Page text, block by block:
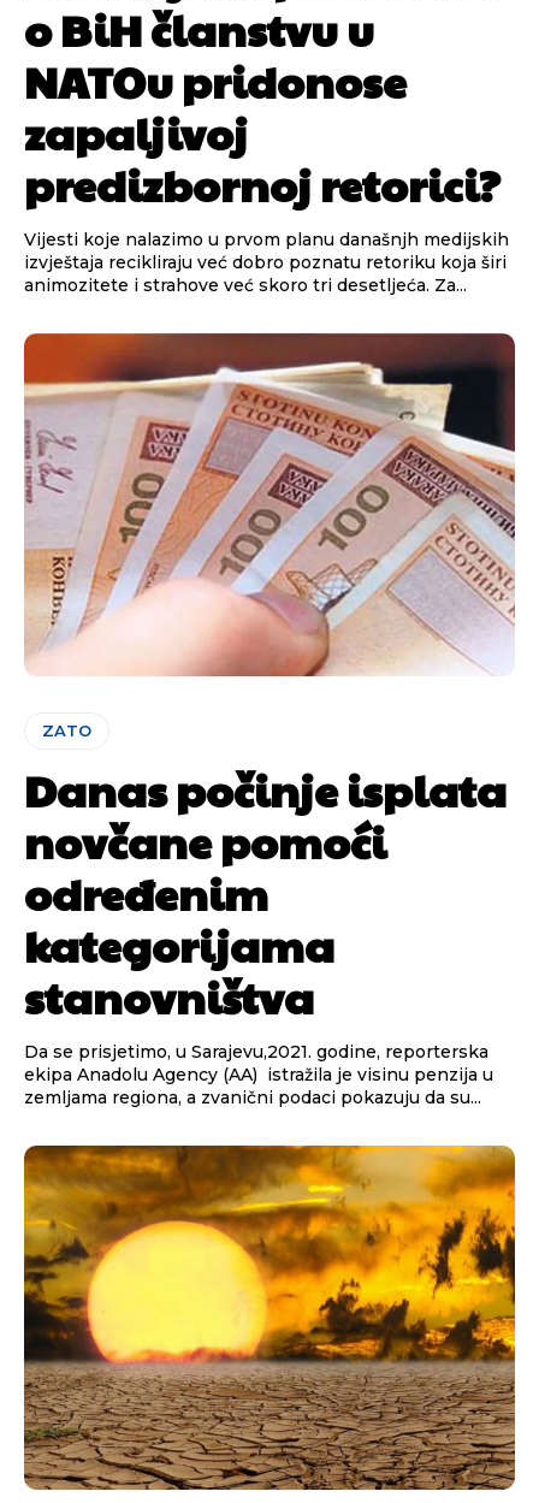
Pusti priču da živi!
Ovim putem želimo da vam se zahvalimo što ste
odlučili da pustite Vašu priču da živi, Redakcija
Objavi.ba
Pusti priču da živi!
Ovim putem želimo da vam se zahvalimo što ste
odlučili da pustite Vašu priču da živi, Redakcija
Objavi.ba
o BiH članstvu u
NATOu pridonose
zapaljivoj
predizbornoj retorici?
Vijesti koje nalazimo u prvom planu današnjh medijskih
izvještaja recikliraju već dobro poznatu retoriku koja širi
animozitete i strahove već skoro tri desetljeća. Za...
ZATO
Danas počinje isplata
novčane pomoći
određenim
kategorijama
stanovništva
Da se prisjetimo, u Sarajevu,2021. godine, reporterska
ekipa Anadolu Agency (AA) istražila je visinu penzija u
zemljama regiona, a zvanični podaci pokazuju da su...